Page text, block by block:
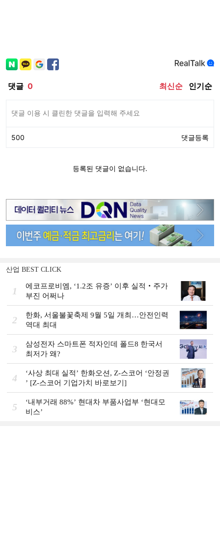
산업 BEST CLICK
1
에코프로비엠, ‘1.2조 유증’ 이후 실적‧주가
부진 어쩌나
2
한화, 서울불꽃축제 9월 5일 개최…안전인력
역대 최대
3
삼성전자 스마트폰 적자인데 폴드8 한국서
최저가 왜?
4
‘사상 최대 실적ʼ 한화오션, Z-스코어 ‘안정권
ʼ [Z-스코어 기업가치 바로보기]
5
‘내부거래 88%ʼ 현대차 부품사업부 ‘현대모
비스ʼ